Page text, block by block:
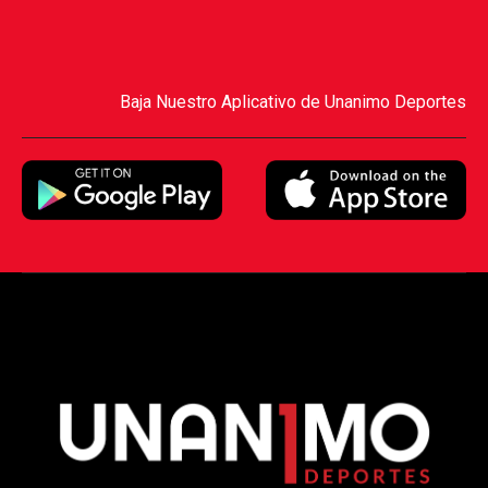
Baja Nuestro Aplicativo de Unanimo Deportes